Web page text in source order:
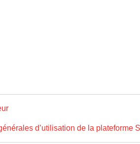
d’utilisation de la plateforme